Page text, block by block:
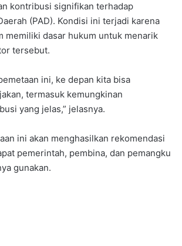
kontribusi signifikan terhadap
(PAD). Kondisi ini terjadi karena
memiliki dasar hukum untuk menarik
tersebut.
ini, ke depan kita bisa
termasuk kemungkinan
yang jelas,” jelasnya.
ini akan menghasilkan rekomendasi
pemerintah, pembina, dan pemangku
gunakan.